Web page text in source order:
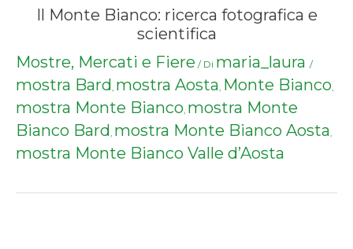
Il Monte Bianco: ricerca fotografica e
scientifica
Mostre, Mercati e Fiere / Di maria_laura /
mostra Bard, mostra Aosta, Monte Bianco,
mostra Monte Bianco, mostra Monte
Bianco Bard, mostra Monte Bianco Aosta,
mostra Monte Bianco Valle d’Aosta